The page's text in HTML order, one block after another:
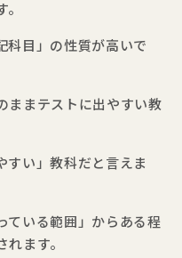
科目」の性質が高いで
ままテストに出やすい教
すい」教科だと言えま
ている範囲」からある程
ます。